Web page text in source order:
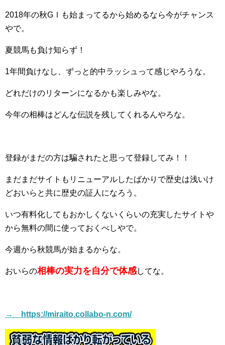
2018年の秋GⅠも始まってるから始めるなら今がチャンス
やで。
夏競馬も負け知らず！
1年間負けなし、ずっと的中ラッシュって感じやろうな。
どれだけのリターンになるかも楽しみやな。
今年の相棒はどんな伝説を残してくれるんやろな。
登録がまだの方は騙されたと思って登録してみ！！
まだまだサイトもリニューアルしたばかりで歴史は浅いけ
どおいらと共に歴史の証人になろう。
いつ有料化してもおかしくないくらいの充実したサイトや
から無料の間に使っておくべしやで。
今週から秋競馬が始まるからな。
おいらの相棒の実力を自分で体感してな。
→ https://miraito.collabo-n.com/